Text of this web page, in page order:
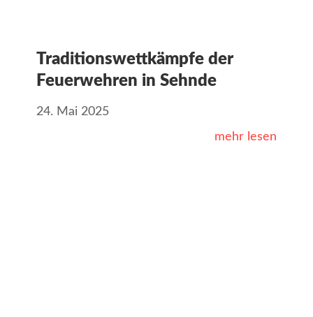
Traditionswettkämpfe der
Feuerwehren in Sehnde
24. Mai 2025
mehr lesen